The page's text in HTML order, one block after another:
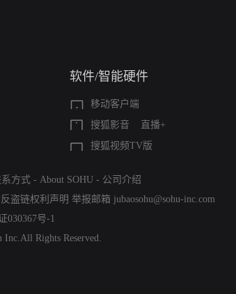
软件/智能硬件
移动客户端
搜狐影音
直播+
搜狐视频TV版
方式 - About SOHU - 公司介绍
盗链权利声明 举报邮箱 jubaosohu@sohu-inc.com
030367号-1
Rights Reserved.